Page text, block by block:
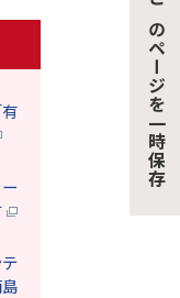
このページを一時保存